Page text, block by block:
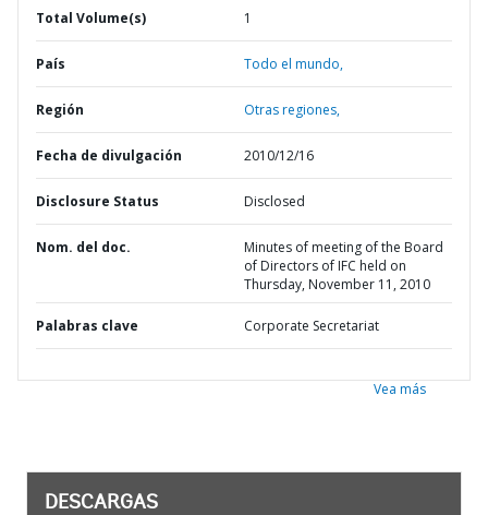
Total Volume(s) 1
País Todo el mundo,
Región Otras regiones,
Fecha de divulgación 2010/12/16
Disclosure Status Disclosed
Nom. del doc.
Minutes of meeting of the Board
of Directors of IFC held on
Thursday, November 11, 2010
Palabras clave Corporate Secretariat
Vea más
DESCARGAS